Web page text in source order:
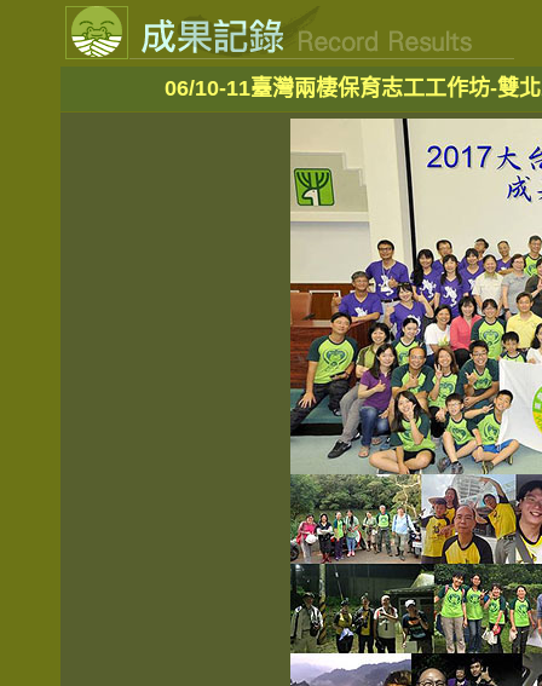
06/10-11臺灣兩棲保育志工工作坊-雙